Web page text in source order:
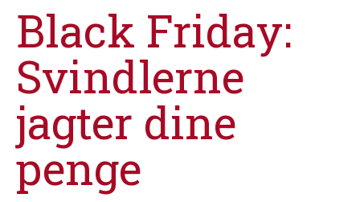
Black Friday:
Svindlerne
jagter dine
penge